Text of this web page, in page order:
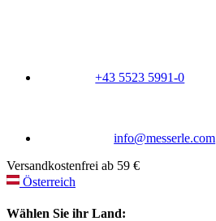
+43 5523 5991-0
info@messerle.com
Versandkostenfrei ab 59 €
Österreich
Wählen Sie ihr Land: